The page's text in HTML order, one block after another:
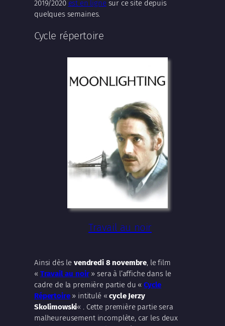
2019/2020 est en lignesur ce site depuis
quelques semaines.
Cycle répertoire
Travail au noir
Ainsi dès levendredi 8 novembre, le film
« Travail au noir» sera à l’affiche dans le
cadre de la première partie du «Cycle
Répertoire» intitulé «cycle Jerzy
Skolimowski« . Cette première partie sera
malheureusement incomplète, car les deux